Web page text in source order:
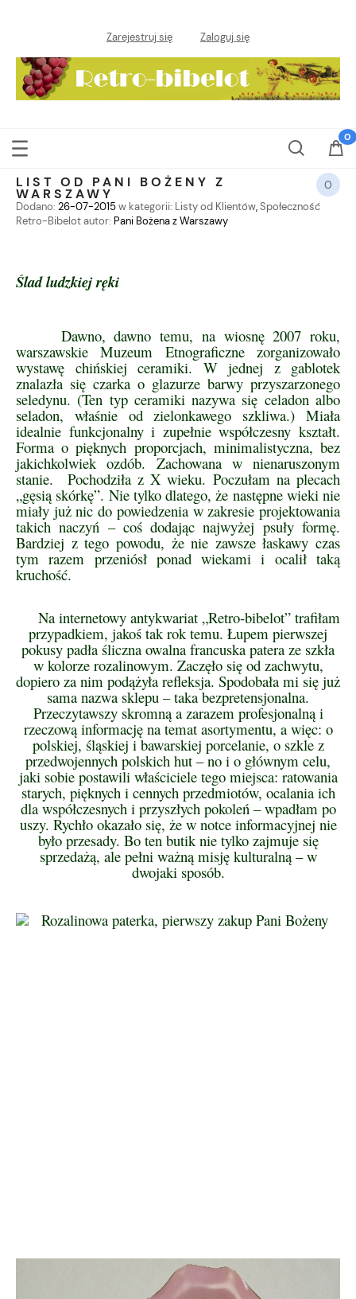
Zarejestruj się Zaloguj się
LIST OD PANI BOŻENY Z
WARSZAWY
0
Dodano: 26-07-2015w kategorii: Listy od Klientów,Społeczność
Retro-Bibelotautor: Pani Bożena z Warszawy
Ślad ludzkiej ręki
Dawno, dawno temu, na wiosnę 2007 roku,
warszawskie Muzeum Etnograficzne zorganizowało
wystawę chińskiej ceramiki. W jednej z gablotek
znalazła się czarka o glazurze barwy przyszarzonego
seledynu. (Ten typ ceramiki nazywa się celadon albo
seladon, właśnie od zielonkawego szkliwa.) Miała
idealnie funkcjonalny i zupełnie współczesny kształt.
Forma o pięknych proporcjach, minimalistyczna, bez
jakichkolwiek ozdób. Zachowana w nienaruszonym
stanie. Pochodziła z X wieku. Poczułam na plecach
„gęsią skórkę”. Nie tylko dlatego, że następne wieki nie
miały już nic do powiedzenia w zakresie projektowania
takich naczyń – coś dodając najwyżej psuły formę.
Bardziej z tego powodu, że nie zawsze łaskawy czas
tym razem przeniósł ponad wiekami i ocalił taką
kruchość.
Na internetowy antykwariat „Retro-bibelot” trafiłam
przypadkiem, jakoś tak rok temu. Łupem pierwszej
pokusy padła śliczna owalna francuska patera ze szkła
w kolorze rozalinowym. Zaczęło się od zachwytu,
dopiero za nim podążyła refleksja. Spodobała mi się już
sama nazwa sklepu – taka bezpretensjonalna.
Przeczytawszy skromną a zarazem profesjonalną i
rzeczową informację na temat asortymentu, a więc: o
polskiej, śląskiej i bawarskiej porcelanie, o szkle z
przedwojennych polskich hut – no i o głównym celu,
jaki sobie postawili właściciele tego miejsca: ratowania
starych, pięknych i cennych przedmiotów, ocalania ich
dla współczesnych i przyszłych pokoleń – wpadłam po
uszy. Rychło okazało się, że w notce informacyjnej nie
było przesady. Bo ten butik nie tylko zajmuje się
sprzedażą, ale pełni ważną misję kulturalną – w
dwojaki sposób.